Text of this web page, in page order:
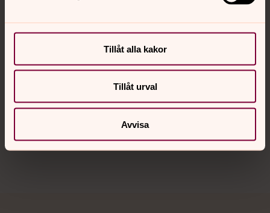
Tillåt alla kakor
Tillåt urval
Avvisa
Kalender